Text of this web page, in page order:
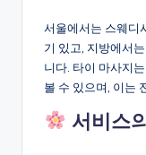
서울에서는 스웨디
기 있고, 지방에서
니다. 타이 마사지
볼 수 있으며, 이는
서비스